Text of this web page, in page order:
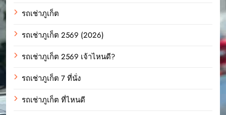
รถเช่าภูเก็ต
รถเช่าภูเก็ต 2569 (2026)
รถเช่าภูเก็ต 2569 เจ้าไหนดี?
รถเช่าภูเก็ต 7 ที่นั่ง
รถเช่าภูเก็ต ที่ไหนดี